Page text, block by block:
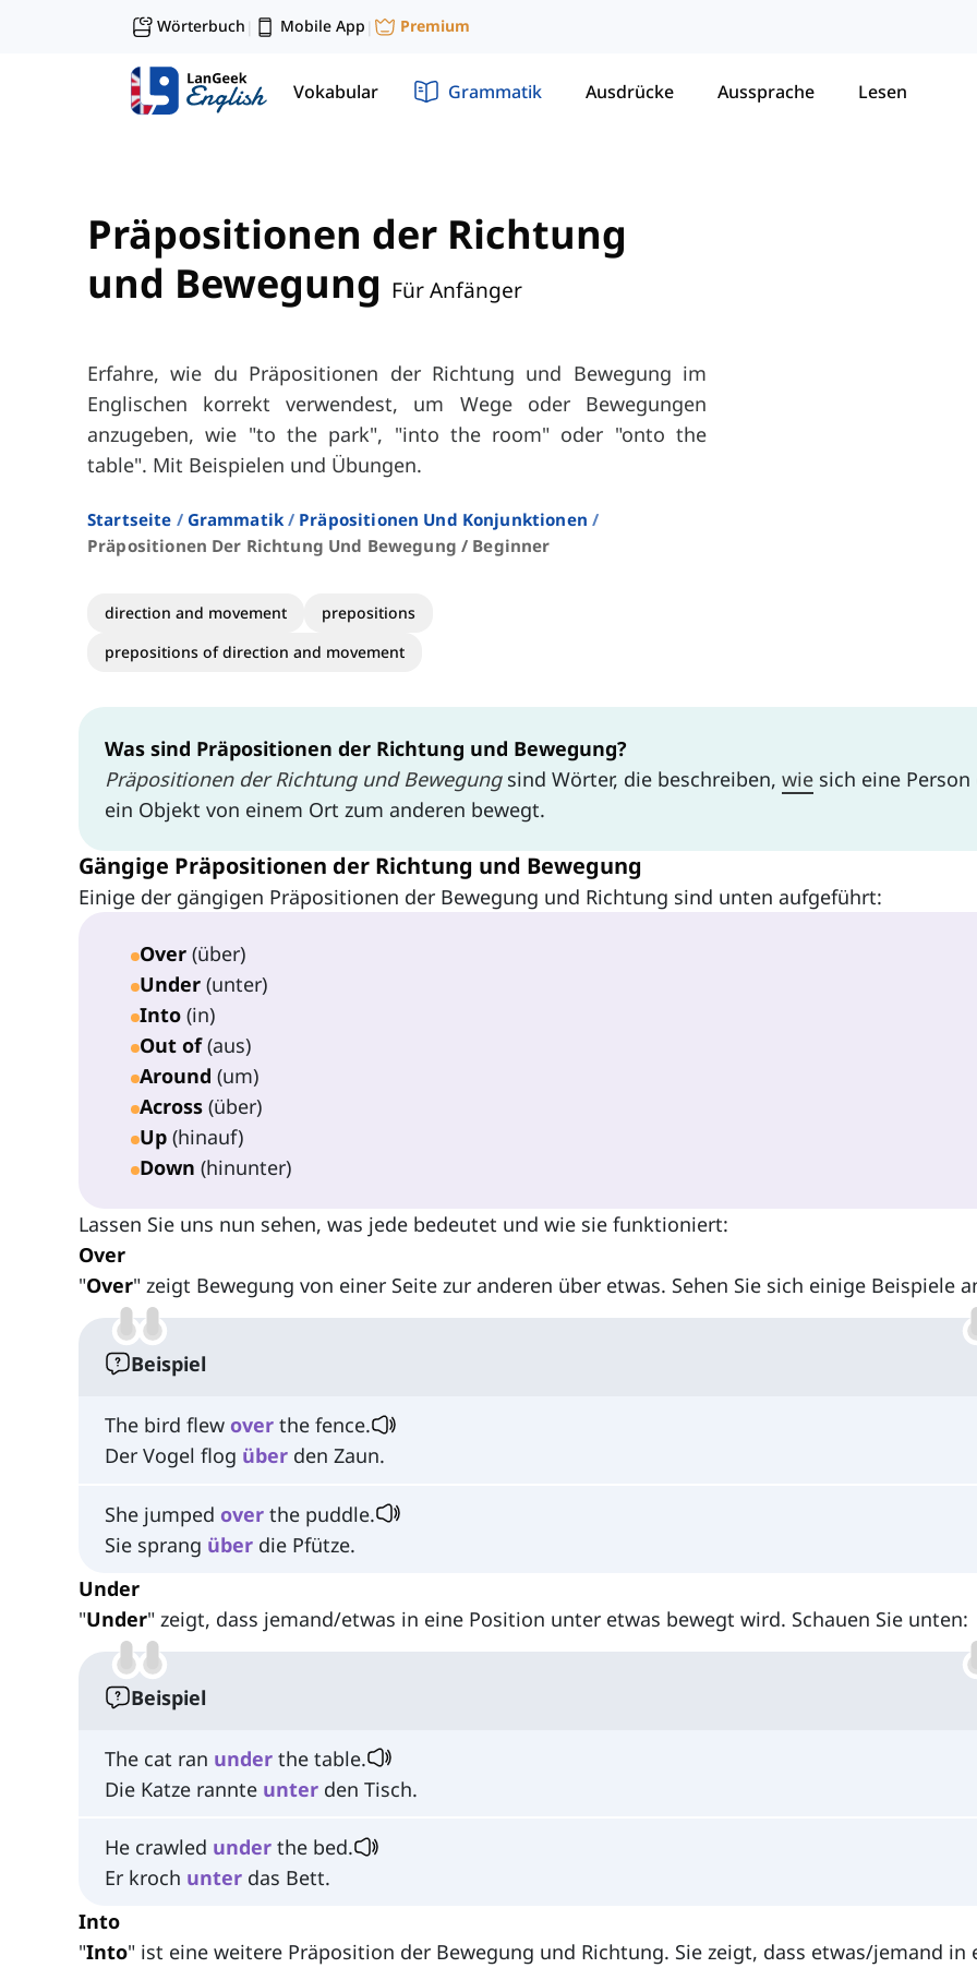
Wörterbuch | Mobile App | Premium
Vokabular Grammatik Ausdrücke Aussprache Lesen
Präpositionen der Richtung
und Bewegung Für Anfänger
Erfahre, wie du Präpositionen der Richtung und Bewegung im
Englischen korrekt verwendest, um Wege oder Bewegungen
anzugeben, wie "to the park", "into the room" oder "onto the
table". Mit Beispielen und Übungen.
Startseite Grammatik
Präpositionen Und Konjunktionen
Präpositionen Der Richtung Und Bewegung / Beginner
direction and movement
prepositions
prepositions of direction and movement
Was sind Präpositionen der Richtung und Bewegung?
Präpositionen der Richtung und Bewegungsind Wörter, die beschreiben, wie sich eine Person
ein Objekt von einem Ort zum anderen bewegt.
Gängige Präpositionen der Richtung und Bewegung
Einige der gängigen Präpositionen der Bewegung und Richtung sind unten aufgeführt:
Over (über)
Under (unter)
Into (in)
Out of(aus)
Around (um)
Across (über)
Up (hinauf)
Down (hinunter)
Lassen Sie uns nun sehen, was jede bedeutet und wie sie funktioniert:
Over
"Over" zeigt Bewegung von einer Seite zur anderen über etwas. Sehen Sie sich einige Beispiele
Beispiel
The bird flew over the fence.
Der Vogel flog über den Zaun.
She jumped over the puddle.
Sie sprang über die Pfütze.
Under
"Under" zeigt, dass jemand/etwas in eine Position unter etwas bewegt wird. Schauen Sie unten:
Beispiel
The cat ran under the table.
Die Katze rannte unter den Tisch.
He crawled under the bed.
Er kroch unter das Bett.
Into
"Into" ist eine weitere Präposition der Bewegung und Richtung. Sie zeigt, dass etwas/jemand in